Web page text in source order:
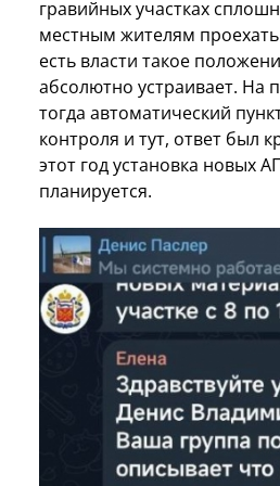
гравийных участках
местным жителям
есть власти такое
абсолютно устраивает. На
тогда автоматический
контроля и тут, ответ был
этот год установка новых
планируется.